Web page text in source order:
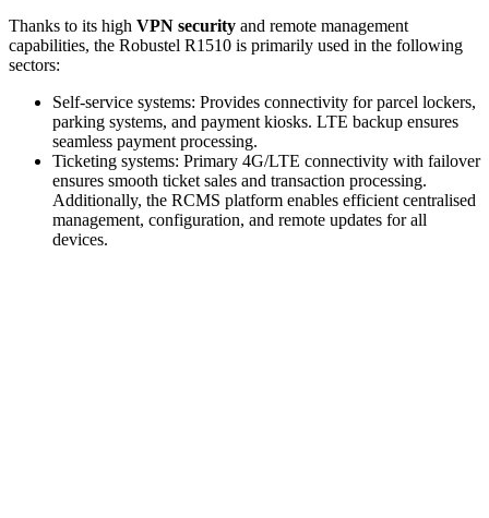
Thanks to its high VPN security and remote management
capabilities, the Robustel R1510 is primarily used in the following
sectors:
Self-service systems: Provides connectivity for parcel lockers,
parking systems, and payment kiosks. LTE backup ensures
seamless payment processing.
Ticketing systems: Primary 4G/LTE connectivity with failover
ensures smooth ticket sales and transaction processing.
Additionally, the RCMS platform enables efficient centralised
management, configuration, and remote updates for all
devices.